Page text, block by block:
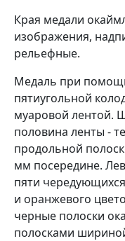
Края медали
изображения,
рельефные.
Медаль при
пятиугольной
муаровой лентой.
половина ленты -
продольной
мм посередине.
пяти
и оранжевого
черные полоски
полосками